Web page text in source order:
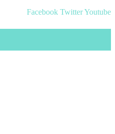
Facebook TwitterYoutube